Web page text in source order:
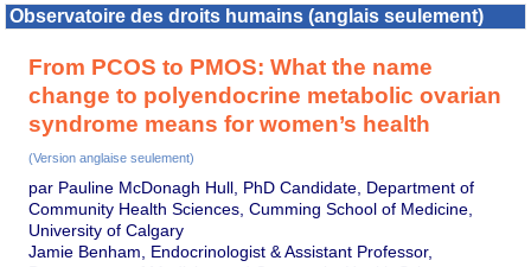
Observatoire des droits humains (anglais seulement)
From PCOS to PMOS: What the name
change to polyendocrine metabolic ovarian
syndrome means for women’s health
(Version anglaise seulement)
par Pauline McDonagh Hull, PhD Candidate, Department of
Community Health Sciences, Cumming School of Medicine,
University of Calgary
Jamie Benham, Endocrinologist & Assistant Professor,